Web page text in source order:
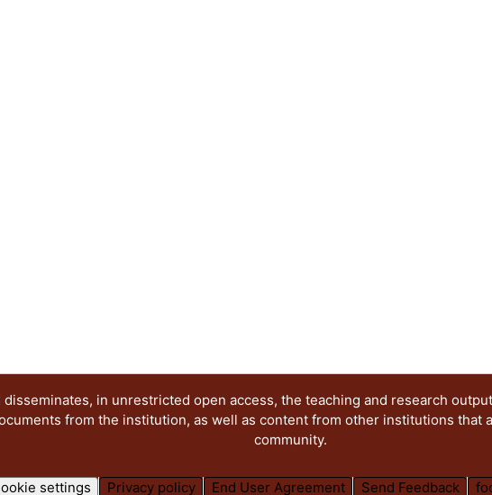
in unrestricted open access, the teaching and research
from the institution, as well as content from other institutions that
community.
settings Privacy policy End User Agreement Send Feedback